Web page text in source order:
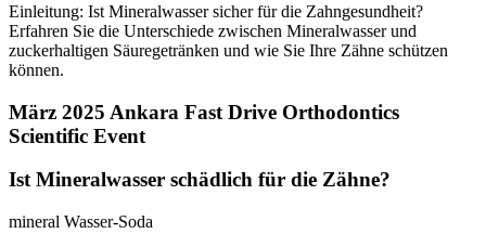
Einleitung: Ist Mineralwasser sicher für die Zahngesundheit?
Erfahren Sie die Unterschiede zwischen Mineralwasser und
zuckerhaltigen Säuregetränken und wie Sie Ihre Zähne schützen
können.
März 2025 Ankara Fast Drive Orthodontics
Scientific Event
Ist Mineralwasser schädlich für die Zähne?
mineral Wasser-Soda